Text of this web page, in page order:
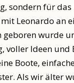
sondern für
Leonardo an
wurde
voller Ideen
Boote,
Als wir älter